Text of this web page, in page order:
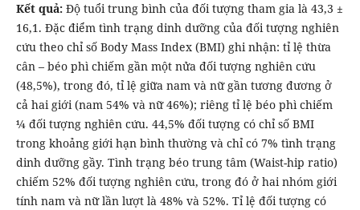
Kết quả:Độ tuổi trung bình của đối tượng tham gia là 43,3 ±
16,1. Đặc điểm tình trạng dinh dưỡng của đối tượng nghiên
cứu theo chỉ số Body Mass Index (BMI) ghi nhận: tỉ lệ thừa
cân – béo phì chiếm gần một nửa đối tượng nghiên cứu
(48,5%), trong đó, tỉ lệ giữa nam và nữ gần tương đương ở
cả hai giới (nam 54% và nữ 46%); riêng tỉ lệ béo phì chiếm
¼ đối tượng nghiên cứu. 44,5% đối tượng có chỉ số BMI
trong khoảng giới hạn bình thường và chỉ có 7% tình trạng
dinh dưỡng gầy. Tình trạng béo trung tâm (Waist-hip ratio)
chiếm 52% đối tượng nghiên cứu, trong đó ở hai nhóm giới
tính nam và nữ lần lượt là 48% và 52%. Tỉ lệ đối tượng có